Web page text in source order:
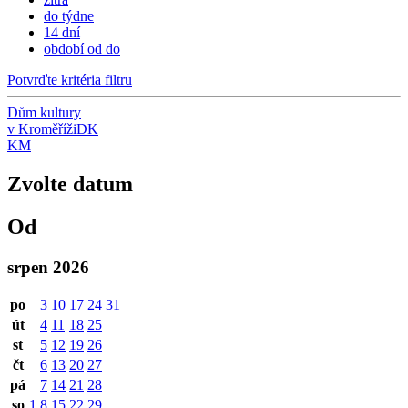
do týdne
14 dní
období od do
Potvrďte kritéria filtru
Dům kultury
v KroměřížiDK
KM
Zvolte datum
Od
srpen 2026
po 3 10 17 24 31
út
4 11 18 25
st
5 12 19 26
čt
6 13 20 27
pá
7 14 21 28